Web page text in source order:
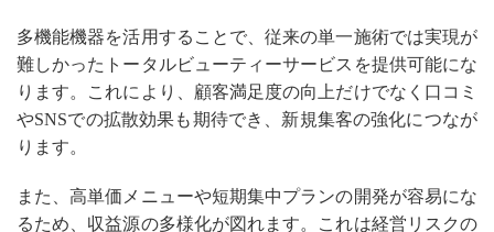
多機能機器を活用することで、従来の単一施術では実現が
難しかったトータルビューティーサービスを提供可能にな
ります。これにより、顧客満足度の向上だけでなく口コミ
やSNSでの拡散効果も期待でき、新規集客の強化につなが
ります。
また、高単価メニューや短期集中プランの開発が容易にな
るため、収益源の多様化が図れます。これは経営リスクの